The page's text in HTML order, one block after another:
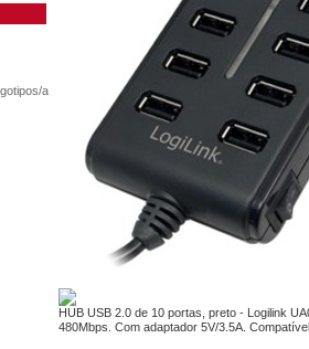
HUB USB 2.0 de 10 portas, preto - Logilink
480Mbps. Com adaptador 5V/3.5A.